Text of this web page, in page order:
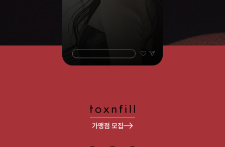
가맹점 모집